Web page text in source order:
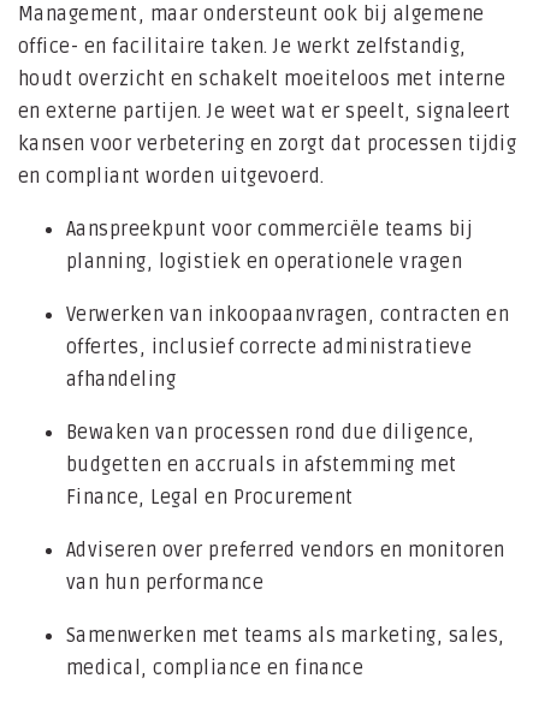
Management, maar ondersteunt ook bij algemene
office- en facilitaire taken. Je werkt zelfstandig,
houdt overzicht en schakelt moeiteloos met interne
en externe partijen. Je weet wat er speelt, signaleert
kansen voor verbetering en zorgt dat processen tijdig
en compliant worden uitgevoerd.
Aanspreekpunt voor commerciële teams bij
planning, logistiek en operationele vragen
Verwerken van inkoopaanvragen, contracten en
offertes, inclusief correcte administratieve
afhandeling
Bewaken van processen rond due diligence,
budgetten en accruals in afstemming met
Finance, Legal en Procurement
Adviseren over preferred vendors en monitoren
van hun performance
Samenwerken met teams als marketing, sales,
medical, compliance en finance